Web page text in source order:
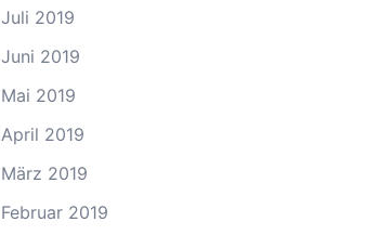
Juli 2019
Juni 2019
Mai 2019
April 2019
März 2019
Februar 2019